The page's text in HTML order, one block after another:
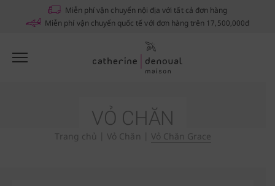
VỎ CHĂN
Trang chủ Vỏ Chăn Vỏ Chăn Grace
Miễn phí vận chuyển nội địa với tất cả đơn hàng
Miễn phí vận chuyển quốc tế với đơn hàng trên 17,500,000đ
Notifications